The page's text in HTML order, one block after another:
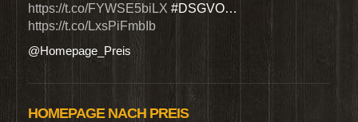
https://t.co/FYWSE5biLX #DSGVO…
https://t.co/LxsPiFmbIb
@Homepage_Preis
HOMEPAGE NACH PREIS